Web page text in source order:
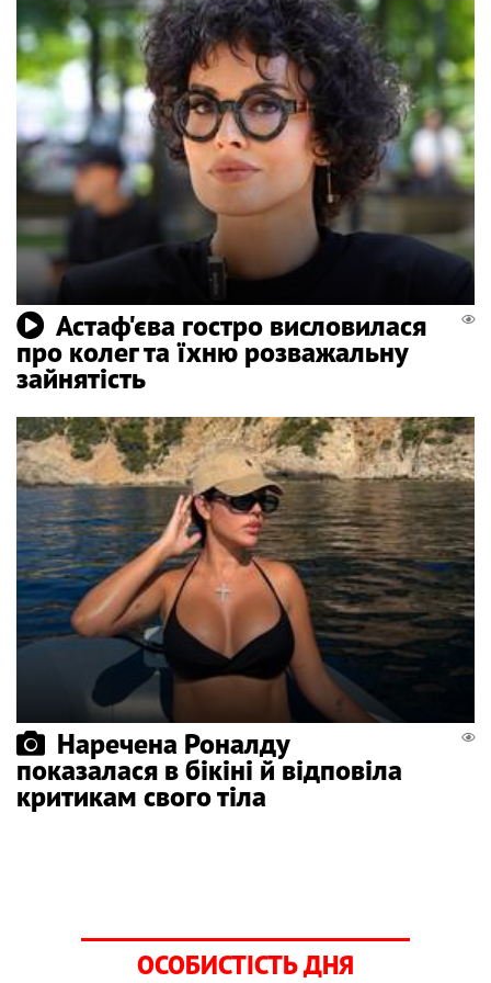
Астаф'єва гостро висловилася
про колег та їхню розважальну
зайнятість
Наречена Роналду
показалася в бікіні й відповіла
критикам свого тіла
ОСОБИСТІСТЬ ДНЯ